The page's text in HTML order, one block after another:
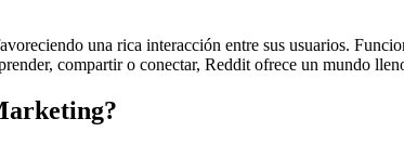
una rica interacción entre sus usuarios.
compartir o conectar, Reddit ofrece un mundo